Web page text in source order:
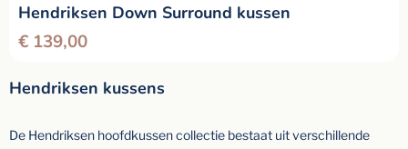
Hendriksen Down Surround kussen
€ 139,00
Hendriksen kussens
De Hendriksen hoofdkussen collectie bestaat uit verschillende